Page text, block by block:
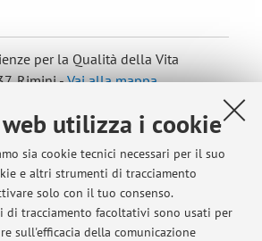
utilizza i cookie
sia cookie tecnici necessari per il suo
e altri strumenti di tracciamento
solo con il tuo consenso.
di tracciamento facoltativi sono usati per
sull'efficacia della comunicazione
per la Qualità della Vita
Rimini -Vai alla mappa
Ultimi avvisi
2025